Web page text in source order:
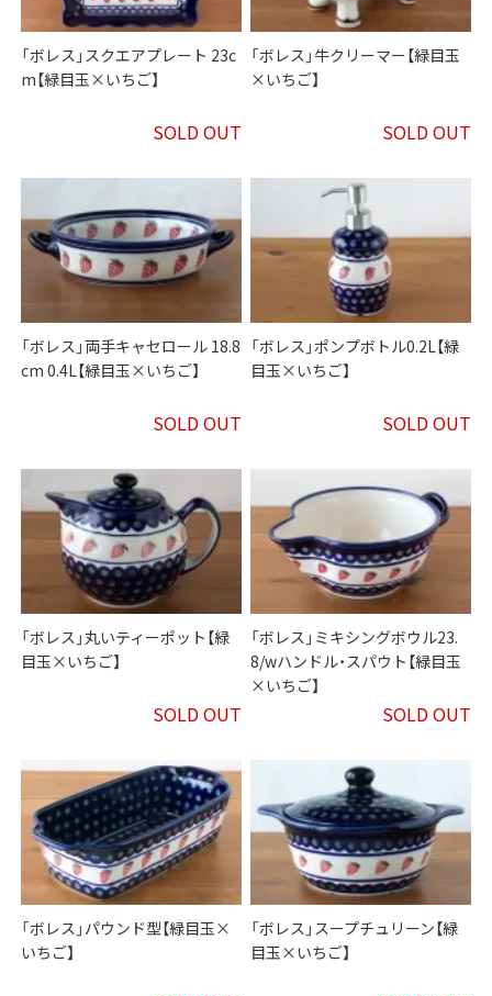
「ボレス」スクエアプレート 23c
m【緑目玉×いちご】
SOLD OUT
「ボレス」牛クリーマー【緑目玉
×いちご】
SOLD OUT
「ボレス」両手キャセロール 18.8
cm 0.4L【緑目玉×いちご】
SOLD OUT
「ボレス」ポンプボトル0.2L【緑
目玉×いちご】
SOLD OUT
「ボレス」丸いティーポット【緑
目玉×いちご】
SOLD OUT
「ボレス」ミキシングボウル23.
8/wハンドル・スパウト【緑目玉
×いちご】
SOLD OUT
「ボレス」パウンド型【緑目玉×
いちご】
「ボレス」スープチュリーン【緑
目玉×いちご】